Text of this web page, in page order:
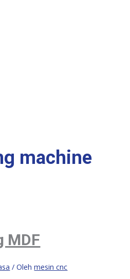
machine
MDF
/ Olehmesin cnc